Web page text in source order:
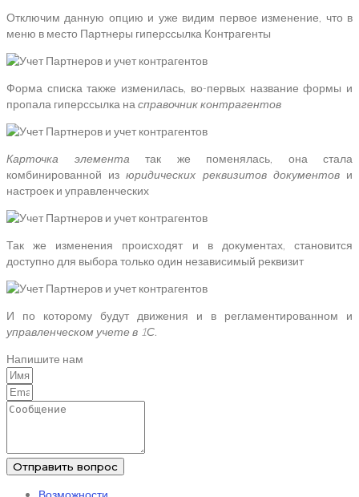
Отключим данную опцию и уже видим первое изменение, что в
меню в место Партнеры гиперссылка Контрагенты
Форма списка также изменилась, во-первых название формы и
пропала гиперссылка на справочник контрагентов
Карточка элемента так же поменялась, она стала
комбинированной изюридических реквизитов документови
настроек и управленческих
Так же изменения происходят и в документах, становится
доступно для выбора только один независимый реквизит
И по которому будут движения и в регламентированном и
управленческом учете в 1С.
Напишите нам
Отправить вопрос
Возможности